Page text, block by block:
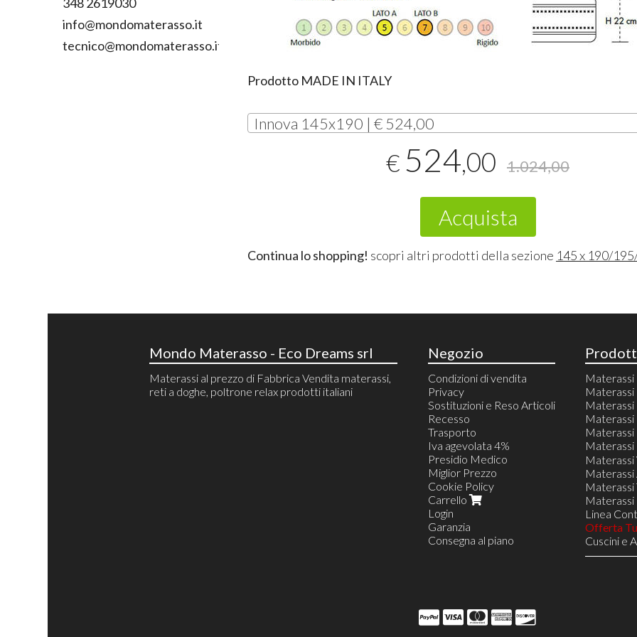
Prodotto MADE IN ITALY
Innova 145x190 | € 524,00
€ 524,00 1.024,00
Acquista
Continua lo shopping! scopri altri prodotti della sezione 145 x 190/
info@mondomaterasso.it
tecnico@mondomaterasso.it
Mondo Materasso - Eco Dreams srl
Materassi al prezzo di Fabbrica Vendita materassi,
reti a doghe, poltrone relax prodotti italiani
Negozio
Condizioni di vendita
Privacy
Sostituzioni e Reso Articoli
Recesso
Trasporto
Iva agevolata 4%
Presidio Medico
Miglior Prezzo
Cookie Policy
Carrello
Login
Garanzia
Consegna al piano
80 X
85 X
90 X
95 X
100 X
105 X
120 X
125 X
Materassi
Materassi
Linea
Offerta
Cuscini e
Reti in